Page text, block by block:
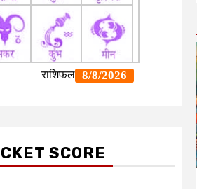
SCORE